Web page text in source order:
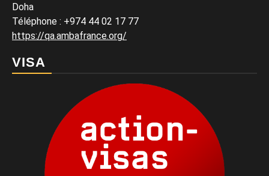
Doha
Téléphone : +974 44 02 17 77
https://qa.ambafrance.org/
VISA